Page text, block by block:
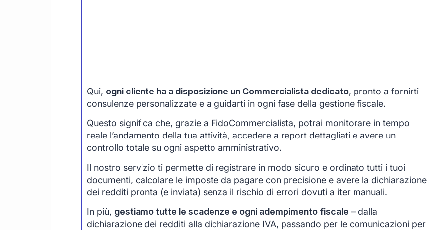
Qui, ogni cliente ha a disposizione un Commercialista dedicato, pronto a fornirti
consulenze personalizzate e a guidarti in ogni fase della gestione fiscale.
Questo significa che, grazie a FidoCommercialista, potrai monitorare in tempo
reale l’andamento della tua attività, accedere a report dettagliati e avere un
controllo totale su ogni aspetto amministrativo.
Il nostro servizio ti permette di registrare in modo sicuro e ordinato tutti i tuoi
documenti, calcolare le imposte da pagare con precisione e avere la dichiarazione
dei redditi pronta (e inviata) senza il rischio di errori dovuti a iter manuali.
In più, gestiamo tutte le scadenze e ogni adempimento fiscale – dalla
dichiarazione dei redditi alla dichiarazione IVA, passando per le comunicazioni per